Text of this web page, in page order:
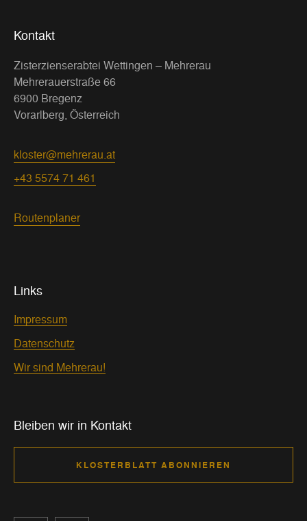
Kontakt
Zisterzienserabtei Wettingen – Mehrerau
Mehrerauerstraße 66
6900 Bregenz
Vorarlberg, Österreich
kloster@mehrerau.at
+43 5574 71 461
Routenplaner
Links
Impressum
Datenschutz
Wir sind Mehrerau!
Bleiben wir in Kontakt
KLOSTERBLATT ABONNIEREN